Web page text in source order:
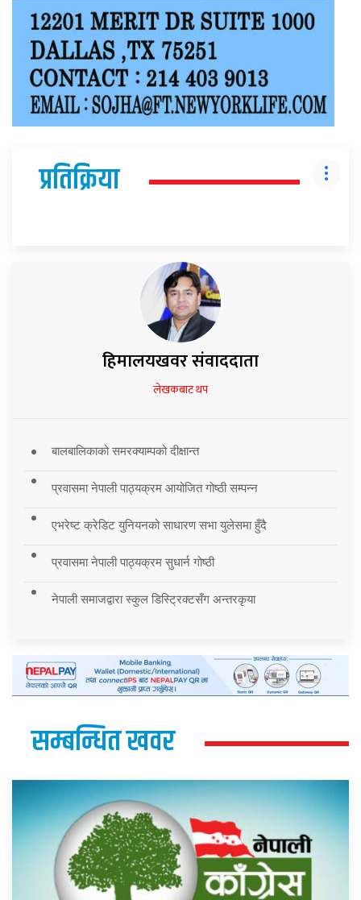
प्रतिक्रिया
हिमालयखवर संवाददाता
लेखकबाट थप
बालबालिकाको समरक्याम्पको दीक्षान्त
प्रवासमा नेपाली पाठ्यक्रम आयोजित गोष्ठी सम्पन्न
एभरेष्ट क्रेडिट युनियनको साधारण सभा युलेसमा हुँदै
प्रवासमा नेपाली पाठ्यक्रम सुधार्न गोष्ठी
नेपाली समाजद्वारा स्कुल डिस्ट्रिक्टसँग अन्तरकृया
सम्बन्धित खवर